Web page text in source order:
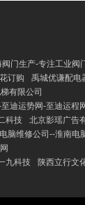
阀门生产-专注工业阀
订购
禹城优谦配电
有限公司
迪运势网-至迪运程
科技
北京影瑶广告
脑维修公司--淮南电
九科技
陕西立行文